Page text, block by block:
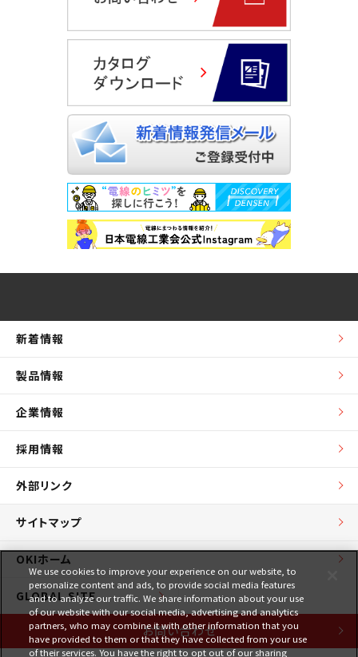
新着情報
製品情報
企業情報
採用情報
外部リンク
サイトマップ
OKIホーム
GLOBAL SITE
お問い合わせ
We use cookies to improve your experience on our website, to
personalize content and ads, to provide social media features
and to analyze our traffic. We share information about your use
of our website with our social media, advertising and analytics
partners, who may combine it with other information that you
have provided to them or that they have collected from your use
of their services. You have the right to opt out of our sharing